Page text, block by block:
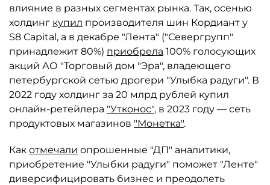
влияние в разных сегментах рынка. Так, осенью
холдинг купил производителя шин Кордиант у
S8 Capital, а в декабре "Лента" ("Севергрупп"
принадлежит 80%) приобрела 100% голосующих
акций АО "Торговый дом "Эра", владеющего
петербургской сетью дрогери "Улыбка радуги". В
2022 году холдинг за 20 млрд рублей купил
онлайн-ретейлера "Утконос", в 2023 году — сеть
продуктовых магазинов "Монетка".
Как отмечали опрошенные "ДП" аналитики,
приобретение "Улыбки радуги" поможет "Ленте"
диверсифицировать бизнес и преодолеть